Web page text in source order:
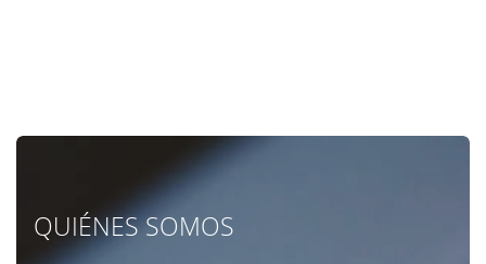
QUIÉNES SOMOS